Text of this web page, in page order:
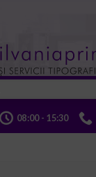
08:00 - 15:30